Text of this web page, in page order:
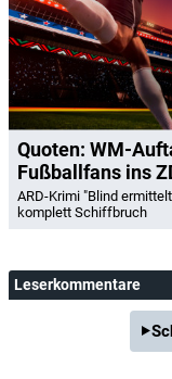
Quoten: WM-
Fußballfans ins
ARD-Krimi "Blind
komplett Schiffbruch
Leserkommentare